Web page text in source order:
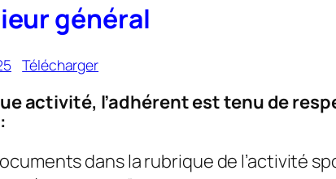
général
Télécharger
activité, l’adhérent est tenu de
dans la rubrique de l’activité